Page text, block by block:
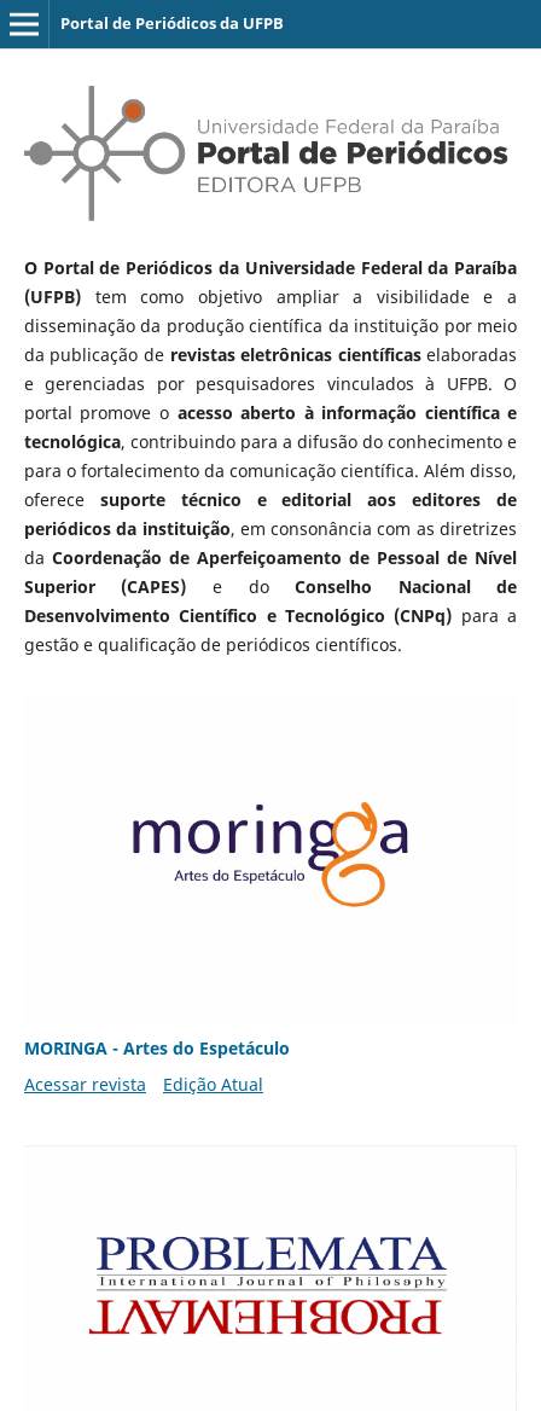
Portal de Periódicos da UFPB
O Portal de Periódicos da Universidade Federal da Paraíba
(UFPB)tem como objetivo ampliar a visibilidade e a
disseminação da produção científica da instituição por meio
da publicação de revistas eletrônicas científicaselaboradas
e gerenciadas por pesquisadores vinculados à UFPB. O
portal promove o acesso aberto à informação científica e
tecnológica, contribuindo para a difusão do conhecimento e
para o fortalecimento da comunicação científica. Além disso,
oferece suporte técnico e editorial aos editores de
periódicos da instituição, em consonância com as diretrizes
da Coordenação de Aperfeiçoamento de Pessoal de Nível
Superior (CAPES) e doConselho Nacional de
Desenvolvimento Científico e Tecnológico (CNPq) para a
gestão e qualificação de periódicos científicos.
MORINGA - Artes do Espetáculo
Acessar revista
Edição Atual